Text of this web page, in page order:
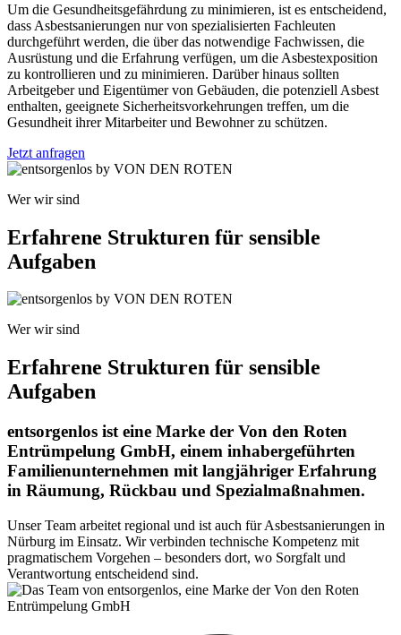
Um die Gesundheitsgefährdung zu minimieren, ist es entscheidend,
dass Asbestsanierungen nur von spezialisierten Fachleuten
durchgeführt werden, die über das notwendige Fachwissen, die
Ausrüstung und die Erfahrung verfügen, um die Asbestexposition
zu kontrollieren und zu minimieren. Darüber hinaus sollten
Arbeitgeber und Eigentümer von Gebäuden, die potenziell Asbest
enthalten, geeignete Sicherheitsvorkehrungen treffen, um die
Gesundheit ihrer Mitarbeiter und Bewohner zu schützen.
Jetzt anfragen
Wer wir sind
Erfahrene Strukturen für sensible
Aufgaben
Wer wir sind
Erfahrene Strukturen für sensible
Aufgaben
entsorgenlos ist eine Marke der Von den Roten
Entrümpelung GmbH, einem inhabergeführten
Familienunternehmen mit langjähriger Erfahrung
in Räumung, Rückbau und Spezialmaßnahmen.
Unser Team arbeitet regional und ist auch für Asbestsanierungen in
Nürburg im Einsatz. Wir verbinden technische Kompetenz mit
pragmatischem Vorgehen – besonders dort, wo Sorgfalt und
Verantwortung entscheidend sind.